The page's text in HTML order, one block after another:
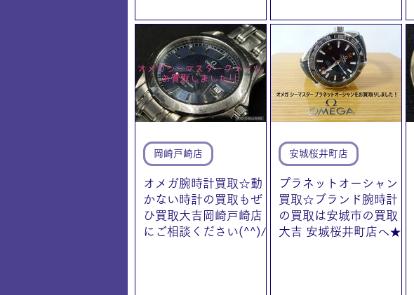
オメガ腕時計買取☆動
かない時計の買取もぜ
ひ買取大吉岡崎戸崎店
にご相談ください(^^)/
岡崎戸崎店
プラネットオーシャン
買取☆ブランド腕時計
の買取は安城市の買取
大吉 安城桜井町店へ★
安城桜井町店